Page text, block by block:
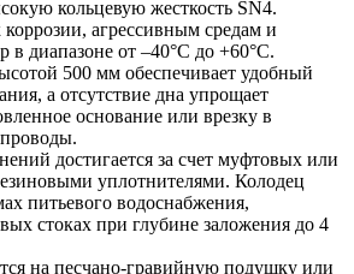
кольцевую жесткость SN4.
агрессивным средам и
в диапазоне от –40°C до +60°C.
500 мм обеспечивает удобный
а отсутствие дна упрощает
основание или врезку в
достигается за счет муфтовых или
уплотнителями. Колодец
питьевого водоснабжения,
стоках при глубине заложения до 4
на песчано-гравийную подушку или